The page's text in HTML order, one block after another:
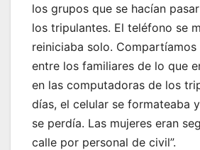
los grupos que se hacían
los tripulantes. El teléfono se
reiniciaba solo.
entre los familiares de lo que
en las computadoras de los
días, el celular se formateaba
se perdía. Las mujeres eran
calle por personal de civil”.